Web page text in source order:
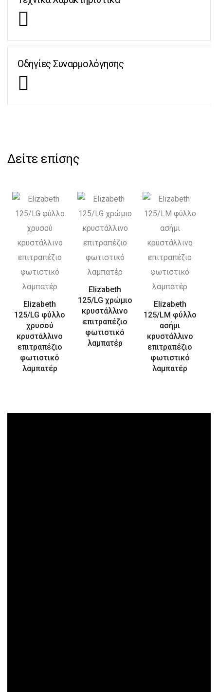
Οδηγίες Συναρμολόγησης
Δείτε επίσης
Elizabeth
125/LG φύλλο
χρυσού
κρυστάλλινο
επιτραπέζιο
φωτιστικό
λαμπατέρ
Elizabeth
125/LG χρώμιο
κρυστάλλινο
επιτραπέζιο
φωτιστικό
λαμπατέρ
Elizabeth
125/LM φύλλο
ασήμι
κρυστάλλινο
επιτραπέζιο
φωτιστικό
λαμπατέρ